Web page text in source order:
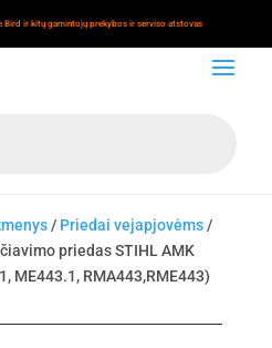
Bird ir kitų gamintojų prekybos ir serviso atstovas
/ Priedai vejapjovėms/
priedas STIHL AMK
ME443.1, RMA443,RME443)